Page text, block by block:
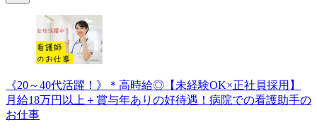
《20～40代活躍！》＊高時給◎【未経験OK×正社員採用】
月給18万円以上＋賞与年ありの好待遇！病院での看護助手の
お仕事